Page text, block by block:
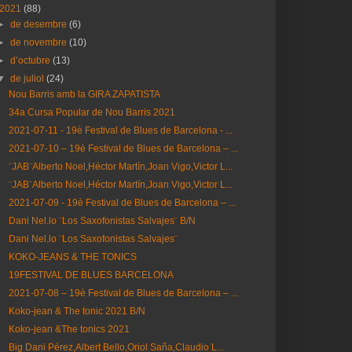
2021 (88)
de desembre(6)
de novembre(10)
d’octubre(13)
de juliol(24)
Nou Barris amb la GIRA ZAPATISTA
34a Cursa Popular de Nou Barris 2021
2021-07-11 - 19è Festival de Blues de Barcelona - ...
2021-07-10 – 19è Festival de Blues de Barcelona – ...
¨JAB¨Alberto Noel,Héctor Martín,Joan Vigo,Victor L...
¨JAB¨Alberto Noel,Héctor Martín,Joan Vigo,Victor L...
2021-07-09 - 19è Festival de Blues de Barcelona – ...
Dani Nel.lo ¨Los Saxofonistas Salvajes¨ B/N
Dani Nel.lo ¨Los Saxofonistas Salvajes¨
KOKO-JEANS & THE TONICS
19FESTIVAL DE BLUES BARCELONA
2021-07-08 – 19è Festival de Blues de Barcelona – ...
Koko-jean & The tonic 2021 B/N
Koko-jean &The tonics 2021
Big Dani Pérez,Albert Bello,Oriol Saña,Claudio L...